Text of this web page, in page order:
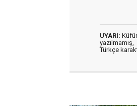
UYARI:
yazılmamış,
Türkçe